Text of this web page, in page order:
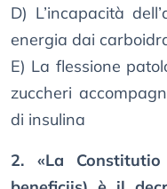
D) L’incapacità
energia dai
E) La flessione
zuccheri
di insulina
2. «La